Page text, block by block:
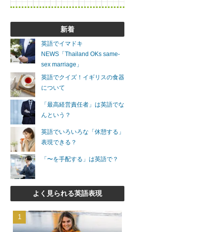
新着
英語でイマドキ
NEWS「Thailand OKs same-
sex marriage」
英語でクイズ！イギリスの食器
について
「最高経営責任者」は英語でな
んという？
英語でいろいろな「休憩する」
表現できる？
「〜を手配する」は英語で？
よく見られる英語表現